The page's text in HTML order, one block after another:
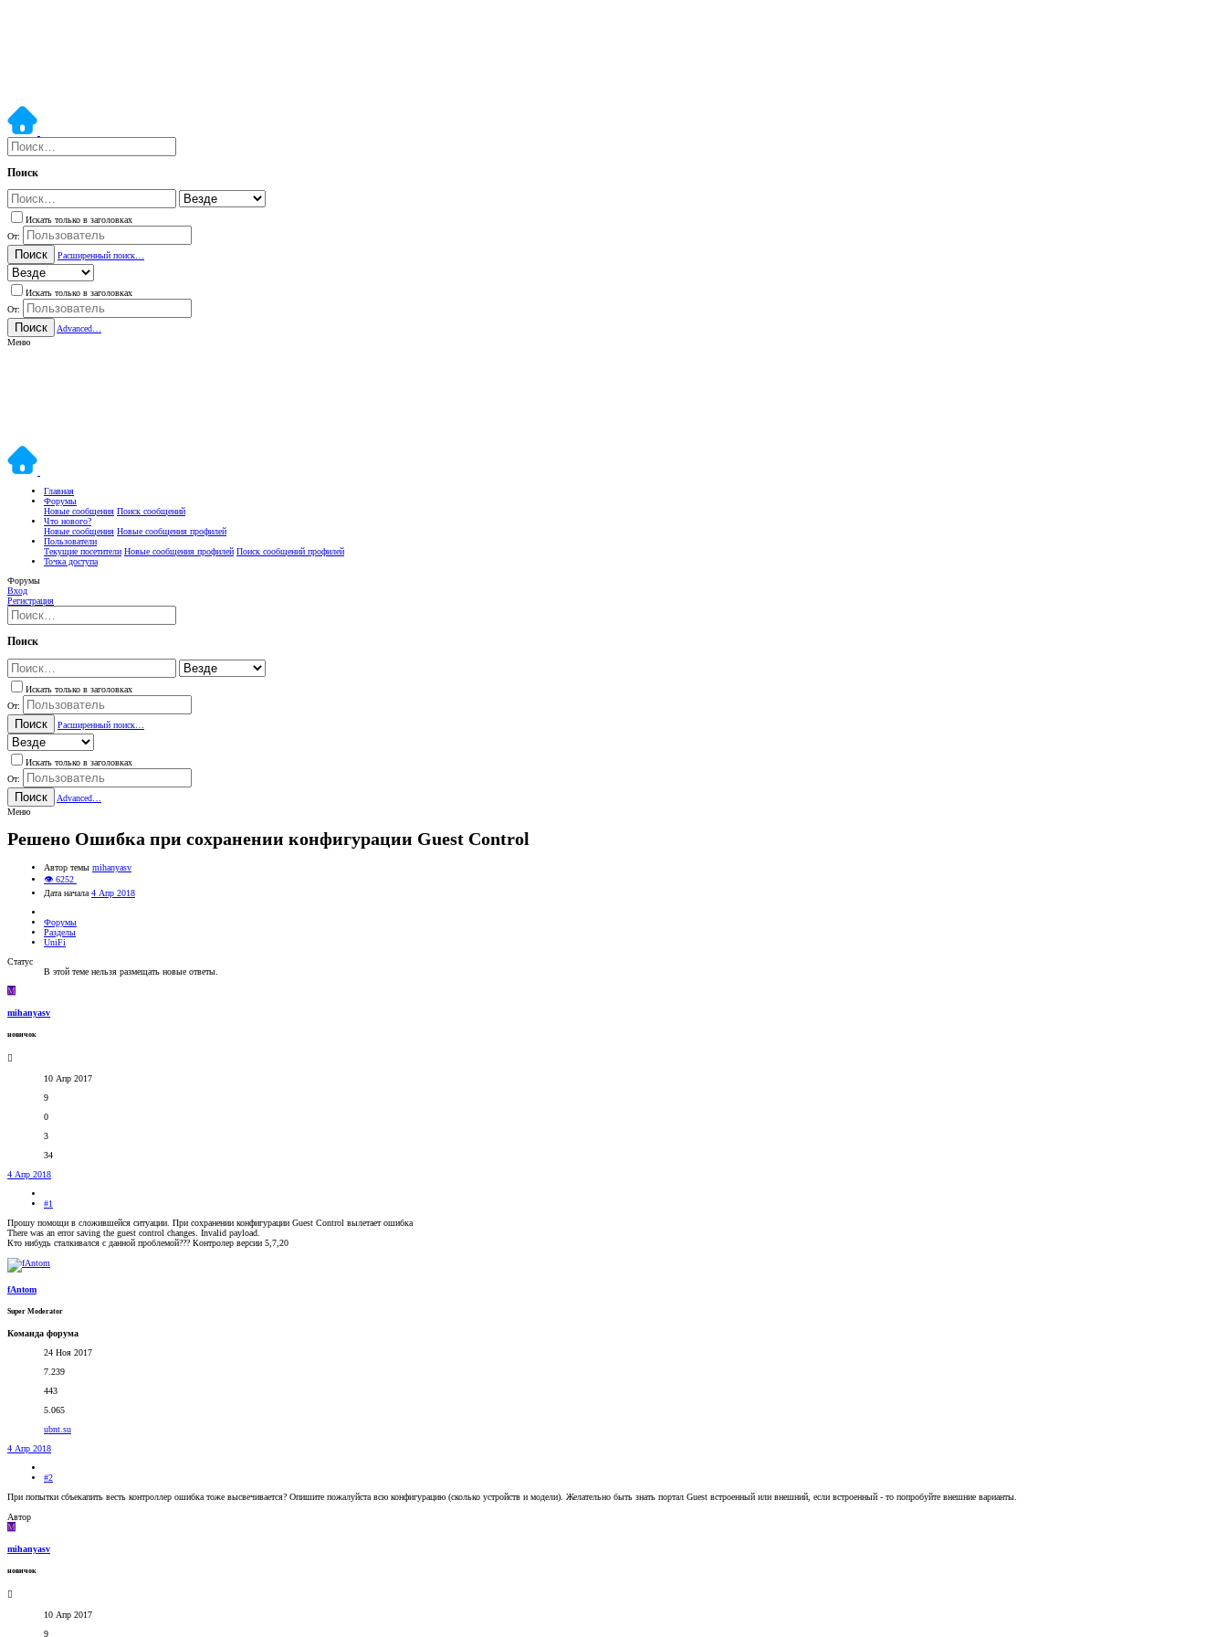
Поиск
Искать только в заголовках
От:
Поиск Расширенный поиск…
Искать только в заголовках
От:
Поиск
Advanced…
Меню
Главная
Форумы
Новые сообщения Поиск сообщений
Что нового?
Новые сообщения Новые сообщения профилей
Пользователи
Текущие посетители Новые сообщения профилей Поиск сообщений профилей
Точка доступа
Форумы
Вход
Регистрация
Поиск
Искать только в заголовках
От:
Поиск Расширенный поиск…
Искать только в заголовках
От:
Поиск
Advanced…
Меню
Решено Ошибка при сохранении конфигурации Guest Control
Автор темы mihanyasv
👁 6252
Дата начала 4 Апр 2018
Форумы
Разделы
UniFi
Статус
В этой теме нельзя размещать новые ответы.
M
mihanyasv
новичок
10 Апр 2017
9
0
3
34
4 Апр 2018
#1
Прошу помощи в сложившейся ситуации. При сохранении конфигурации Guest Control вылетает ошибка
There was an error saving the guest control changes. Invalid payload.
Кто нибудь сталкивался с данной проблемой??? Контролер версии 5,7,20
fAntom
Super Moderator
Команда форума
24 Ноя 2017
7.239
443
5.065
ubnt.su
4 Апр 2018
#2
При попытки сбъекапить весть контроллер ошибка тоже высвечивается? Опишите пожалуйста всю конфигурацию (сколько устройств и модели). Желательно быть знать портал Guest встроенный или внешний, если встроенный - то попробуйте внешние варианты.
Автор
M
mihanyasv
новичок
10 Апр 2017
9